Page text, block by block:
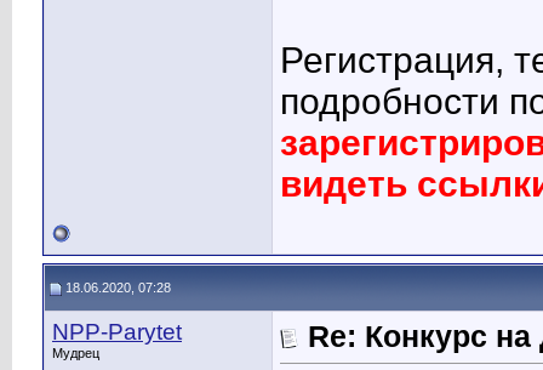
Регистрация,
подробности
видеть
18.06.2020, 07:28
NPP-Parytet
Мудрец
Re: Конкурс